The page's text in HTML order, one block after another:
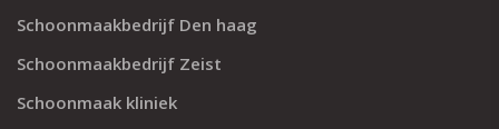
Schoonmaakbedrijf Den haag
Schoonmaakbedrijf Zeist
Schoonmaak kliniek